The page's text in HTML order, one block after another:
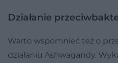
Działanie
Warto wspomnieć też o
działaniu Ashwagandy.